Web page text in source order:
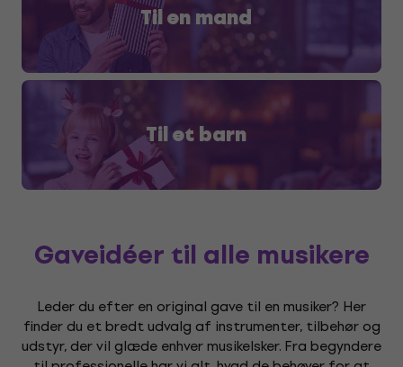
Til en mand
Til et barn
Gaveidéer til alle musikere
Leder du efter en original gave til en musiker? Her
finder du et bredt udvalg af instrumenter, tilbehør og
udstyr, der vil glæde enhver musikelsker. Fra begyndere